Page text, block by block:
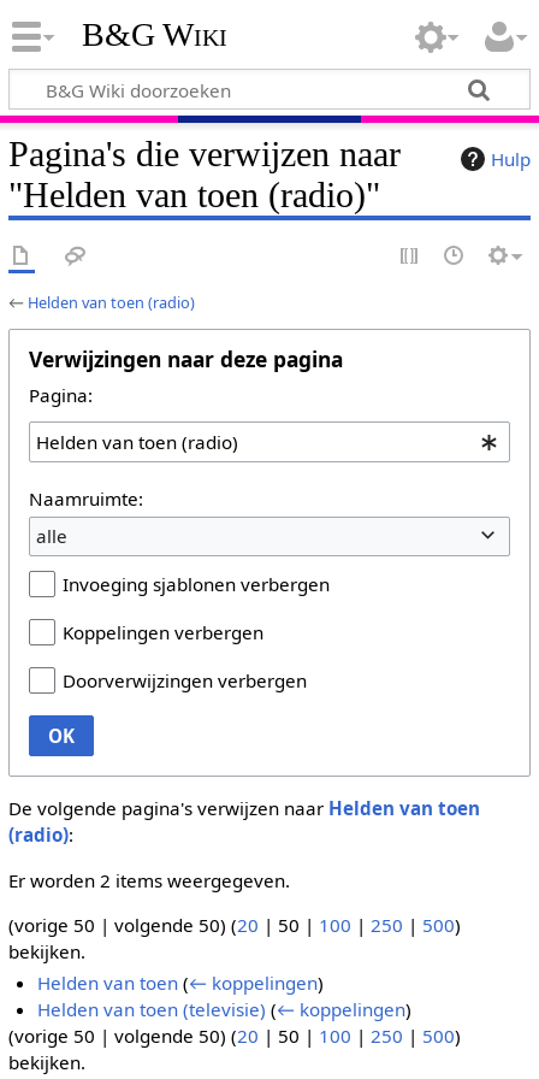
B&G Wiki
Hulp
Pagina's die verwijzen naar
"Helden van toen (radio)"
← Helden van toen (radio)
Verwijzingen naar deze pagina
Pagina:
Naamruimte:
alle
Invoeging sjablonen verbergen
Koppelingen verbergen
Doorverwijzingen verbergen
OK
De volgende pagina's verwijzen naar Helden van toen
(radio):
Er worden 2 items weergegeven.
(vorige 50 | volgende 50) (20 | 50 | 100 | 250 | 500)
bekijken.
Helden van toen (← koppelingen)
Helden van toen (televisie) (← koppelingen)
(vorige 50 | volgende 50) (20 | 50 | 100 | 250 | 500)
bekijken.